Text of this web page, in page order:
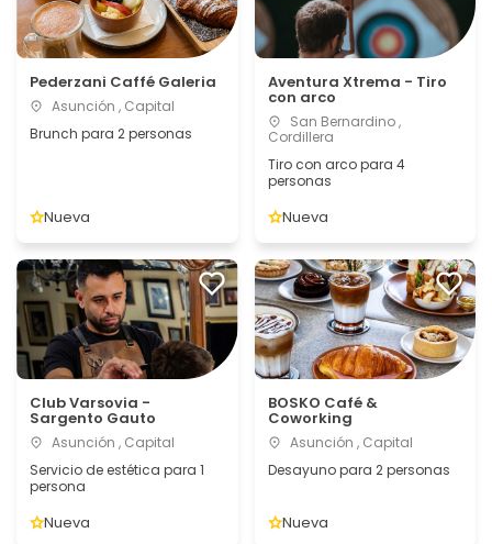
Pederzani Caffé Galeria
Asunción , Capital
Brunch para 2 personas
Nueva
Aventura Xtrema - Tiro
con arco
San Bernardino ,
Cordillera
Tiro con arco para 4
personas
Nueva
Club Varsovia -
Sargento Gauto
Asunción , Capital
Servicio de estética para 1
persona
Nueva
BOSKO Café &
Coworking
Asunción , Capital
Desayuno para 2 personas
Nueva